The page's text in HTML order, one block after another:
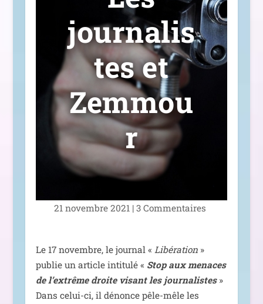
journalis
tes et
Zemmou
r
21 novembre 2021 |3 Commentaires
Le 17 novembre, le jour­nal « Libération»
publie un article inti­tu­lé « Stop aux menaces
de l’extrême droite visant les jour­na­listes»
Dans celui-ci, il dénonce pêle-mêle les